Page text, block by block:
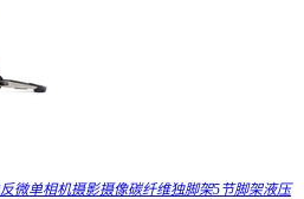
微单相机摄影摄像碳纤维独脚架5节脚架液压